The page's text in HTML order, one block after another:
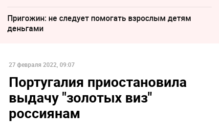
Пригожин: не следует помогать взрослым детям
деньгами
27 февраля 2022, 09:07
Португалия приостановила
выдачу "золотых виз"
россиянам